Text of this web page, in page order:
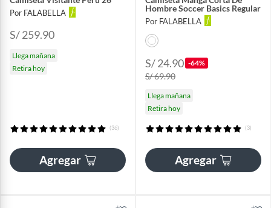
Por FALABELLA
S/ 259.90
Llega mañana
Retira hoy
(36)
Agregar
Hombre Soccer Basics Regular
Por FALABELLA
S/ 24.90 -64%
S/ 69.90
Llega mañana
Retira hoy
(3)
Agregar